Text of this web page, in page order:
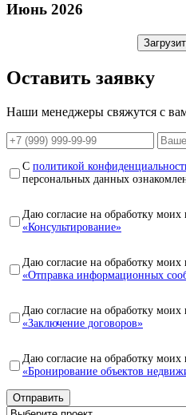
Июнь 2026
Оставить заявку
Наши менеджеры свяжутся с
С политикой
персональных данных
Даю согласие на обработку
«Консультирование»
Даю согласие на обработку
«Отправка информационных
Даю согласие на обработку
«Заключение договоров»
Даю согласие на обработку
«Бронирование объектов